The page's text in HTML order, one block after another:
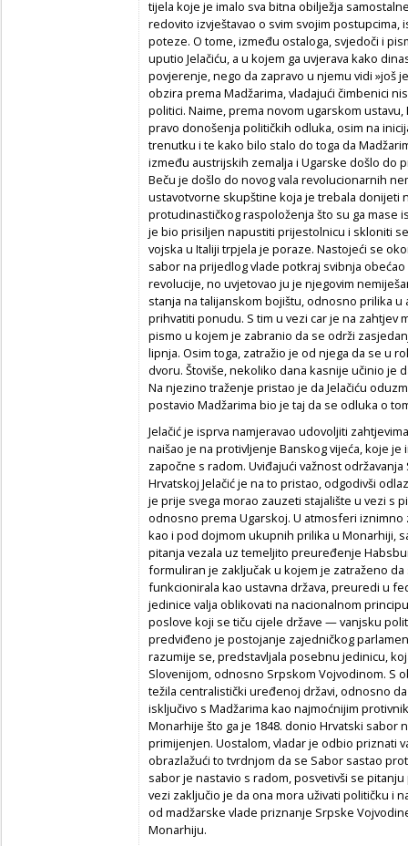
tijela koje je imalo sva bitna obilježja
redovito izvještavao o svim svojim postupcima,
poteze. O tome, između ostaloga, svjedoči i
uputio Jelačiću, a u kojem ga uvjerava kako
povjerenje, nego da zapravo u njemu vidi »još
obzira prema Madžarima, vladajući čimbenici
politici. Naime, prema novom ugarskom
pravo donošenja političkih odluka, osim na
trenutku i te kako bilo stalo do toga da
između austrijskih zemalja i Ugarske došlo do
Beču je došlo do novog vala revolucionarnih
ustavotvorne skupštine koja je trebala donijeti
protudinastičkog raspoloženja što su ga mase
je bio prisiljen napustiti prijestolnicu i skloniti
vojska u Italiji trpjela je poraze. Nastojeći se
sabor na prijedlog vlade potkraj svibnja
revolucije, no uvjetovao ju je njegovim
stanja na talijanskom bojištu, odnosno prilika
prihvatiti ponudu. S tim u vezi car je na zahtjev
pismo u kojem je zabranio da se održi
lipnja. Osim toga, zatražio je od njega da se u
dvoru. Štoviše, nekoliko dana kasnije učinio je
Na njezino traženje pristao je da Jelačiću
postavio Madžarima bio je taj da se odluka o
Jelačić je isprva namjeravao udovoljiti
naišao je na protivljenje Banskog vijeća, koje
započne s radom. Uviđajući važnost
Hrvatskoj Jelačić je na to pristao, odgodivši
je prije svega morao zauzeti stajalište u vezi s
odnosno prema Ugarskoj. U atmosferi
kao i pod dojmom ukupnih prilika u Monarhiji,
pitanja vezala uz temeljito preuređenje
formuliran je zaključak u kojem je zatraženo
funkcionirala kao ustavna država, preuredi u
jedinice valja oblikovati na nacionalnom
poslove koji se tiču cijele države — vanjsku
predviđeno je postojanje zajedničkog
razumije se, predstavljala posebnu jedinicu,
Slovenijom, odnosno Srpskom Vojvodinom. S
težila centralistički uređenoj državi, odnosno
isključivo s Madžarima kao najmoćnijim
Monarhije što ga je 1848. donio Hrvatski sabor
primijenjen. Uostalom, vladar je odbio priznati
obrazlažući to tvrdnjom da se Sabor sastao
sabor je nastavio s radom, posvetivši se
vezi zaključio je da ona mora uživati političku i
od madžarske vlade priznanje Srpske
Monarhiju.